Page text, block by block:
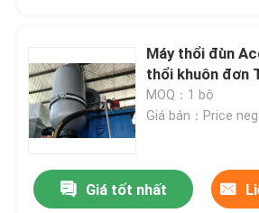
Máy thổi đùn
thổi khuôn đơn
MOQ：1 bộ
Giá bán：Price
Giá tốt nhất